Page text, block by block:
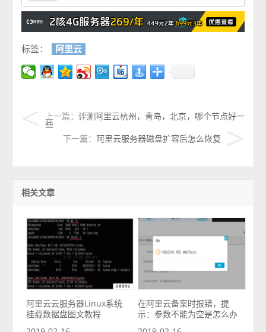
标签： 阿里云
上一篇： 评测阿里云杭州，青岛，北京，哪个节点好一
些
下一篇： 阿里云服务器磁盘扩容后怎么恢复
相关文章
阿里云云服务器Linux系统
挂载数据盘图文教程
在阿里云备案时报错，提
示：参数不能为空是怎么办